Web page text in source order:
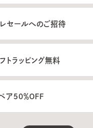
ールへのご招待
ッピング無料
50％OFF